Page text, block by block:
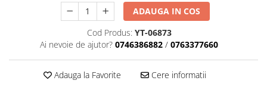
Module scule
Echipamente De Sudura
Aparate taiere cu plasma
Invertoare Sudura
ADAUGA IN COS
Cod Produs: YT-06873
Ai nevoie de ajutor? 0746386882 / 0763377660
Adauga la Favorite Cere informatii